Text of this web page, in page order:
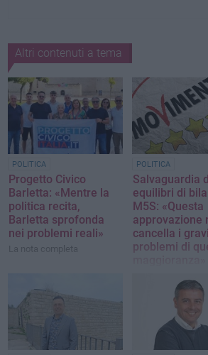
Altri contenuti a tema
POLITICA
Progetto Civico
Barletta: «Mentre la
politica recita,
Barletta sprofonda
nei problemi reali»
La nota completa
POLITICA
Salvaguardia
equilibri di
M5S: «Questa
approvazione
cancella i gravi
problemi di
Stelle Barletta